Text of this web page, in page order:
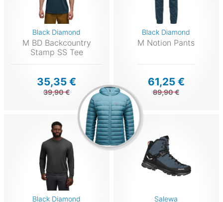
Black Diamond
M BD Backcountry
Stamp SS Tee
35,35 €
39,90 €
Black Diamond
M Notion Pants
61,25 €
89,90 €
Black Diamond Salewa